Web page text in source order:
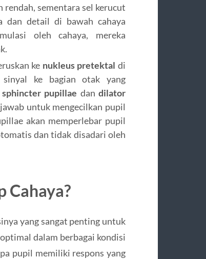
rendah, sementara sel kerucut
dan detail di bawah cahaya
oleh cahaya, mereka
ke nukleus pretektal di
sinyal ke bagian otak yang
sphincter pupillae dandilator
untuk mengecilkan pupil
akan memperlebar pupil
dan tidak disadari oleh
Cahaya?
yang sangat penting untuk
dalam berbagai kondisi
pupil memiliki respons yang